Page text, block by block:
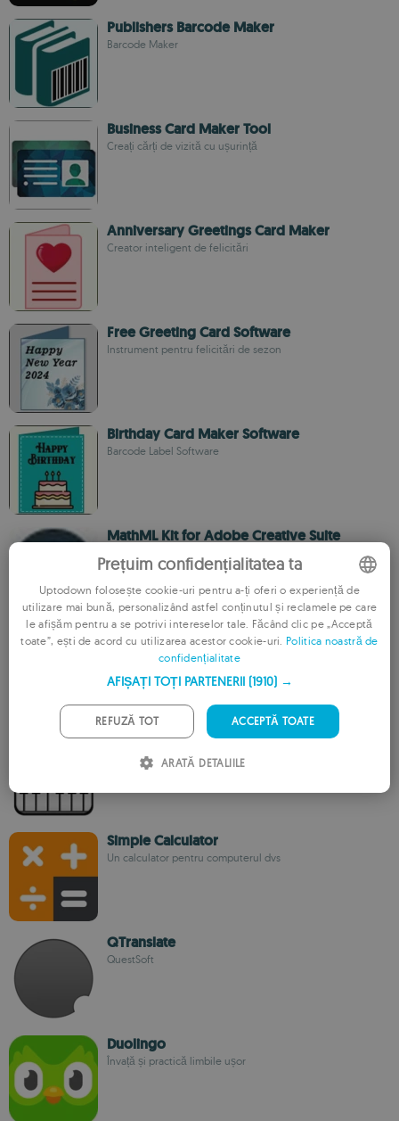
Publishers Barcode Maker
Barcode Maker
Business Card Maker Tool
Creați cărți de vizită cu ușurință
Anniversary Greetings Card Maker
Creator inteligent de felicitări
Free Greeting Card Software
Instrument pentru felicitări de sezon
Birthday Card Maker Software
Barcode Label Software
MathML Kit for Adobe Creative Suite
SimPHY
Simulați experimente fizice și matematice pe PC-ul
Everyone Piano
Transformă-ți tastatura într-un pian virtual
Simple Calculator
Un calculator pentru computerul dvs
QTranslate
QuestSoft
Duolingo
Învață și practică limbile ușor
ENGLISH
FRENCH
PORTUGUESE
ITALIAN
ROMANIAN
Prețuim confidențialitatea ta
Uptodown folosește cookie-uri pentru a-ți oferi o experiență de
utilizare mai bună, personalizând astfel conținutul și reclamele pe care
le afișăm pentru a se potrivi intereselor tale. Făcând clic pe „Acceptă
toate”, ești de acord cu utilizarea acestor cookie-uri. Politica noastră de
confidențialitate
AFIȘAȚI TOȚI PARTENERII (1910) →
ACCEPTĂ TOATE
REFUZĂ TOT
ARATĂ DETALIILE